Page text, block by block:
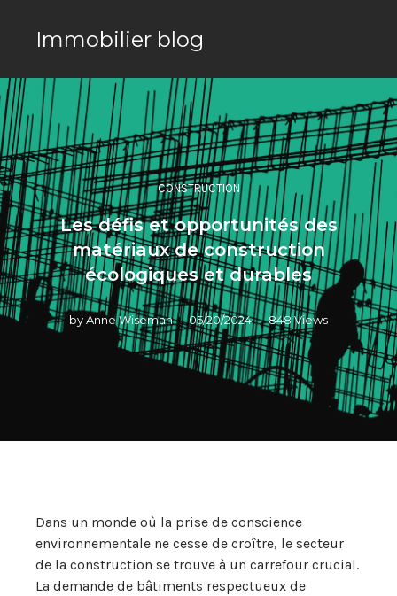
Immobilier blog
CONSTRUCTION
Les défis et opportunités des
matériaux de construction
écologiques et durables
byAnne Wiseman 05/20/2024 848 Views
Dans un monde où la prise de conscience
environnementale ne cesse de croître, le secteur
de la construction se trouve à un carrefour crucial.
La demande de bâtiments respectueux de